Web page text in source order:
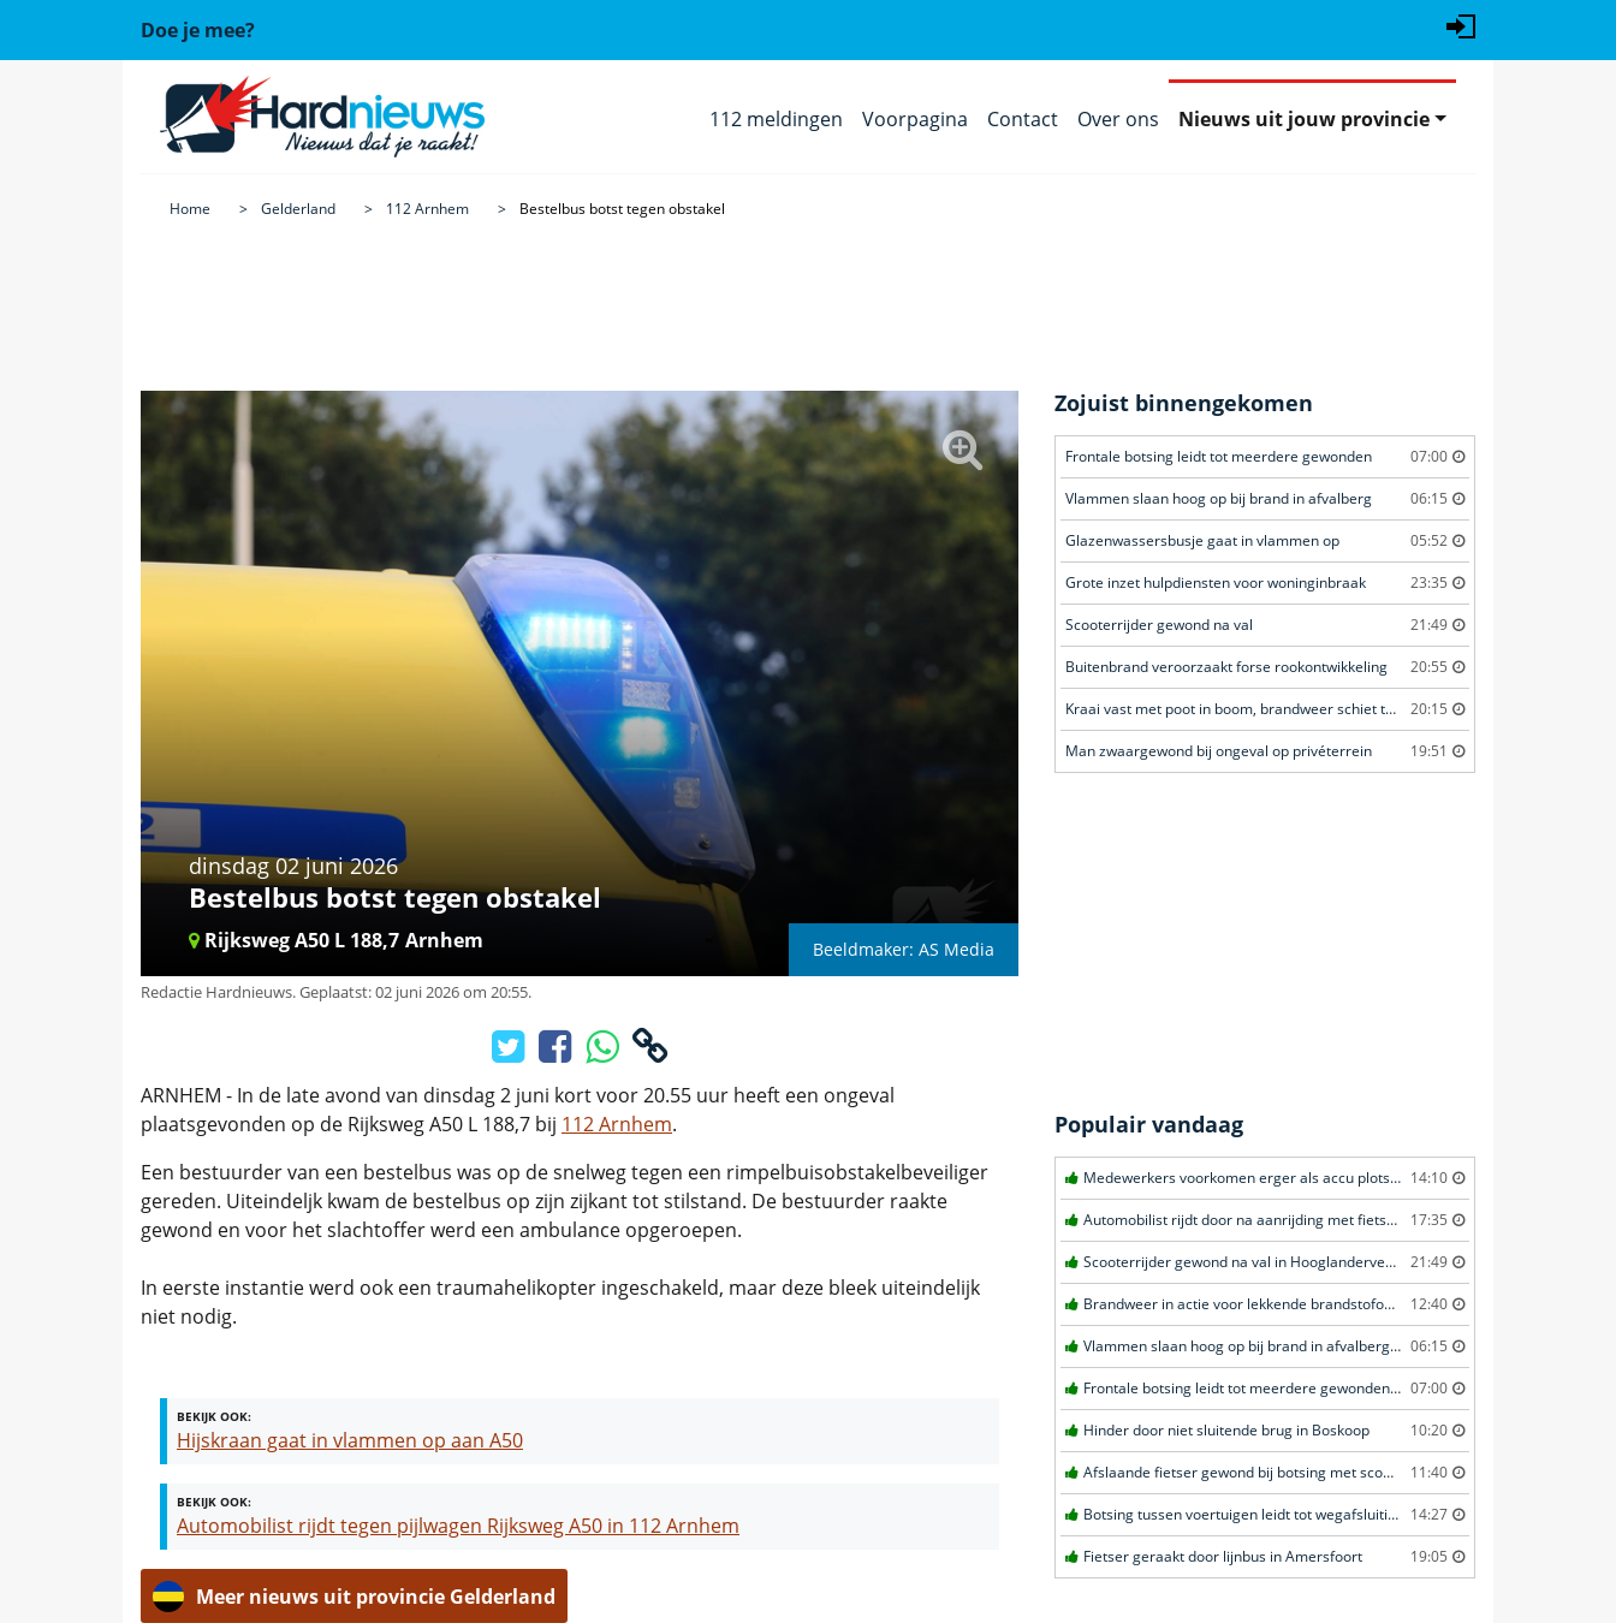
Doe je mee?
112 meldingen Voorpagina Contact Over ons Nieuws uit jouw provincie
Home Gelderland 112 Arnhem Bestelbus botst tegen obstakel
dinsdag 02 juni 2026
Bestelbus botst tegen obstakel
Rijksweg A50 L 188,7 Arnhem Beeldmaker: AS Media
Redactie Hardnieuws.Geplaatst: 02 juni 2026 om 20:55.
ARNHEM - In de late avond van dinsdag 2 juni kort voor 20.55 uur heeft een ongeval
plaatsgevonden op de Rijksweg A50 L 188,7 bij 112 Arnhem.
Een bestuurder van een bestelbus was op de snelweg tegen een rimpelbuisobstakelbeveiliger
gereden. Uiteindeljk kwam de bestelbus op zijn zijkant tot stilstand. De bestuurder raakte
gewond en voor het slachtoffer werd een ambulance opgeroepen.
In eerste instantie werd ook een traumahelikopter ingeschakeld, maar deze bleek uiteindelijk
niet nodig.
BEKIJK OOK:
Hijskraan gaat in vlammen op aan A50
BEKIJK OOK:
Automobilist rijdt tegen pijlwagen Rijksweg A50 in 112 Arnhem
Meer nieuws uit provincie Gelderland
Zojuist binnengekomen
Frontale botsing leidt tot meerdere gewonden 07:00
Vlammen slaan hoog op bij brand in afvalberg 06:15
Glazenwassersbusje gaat in vlammen op 05:52
Grote inzet hulpdiensten voor woninginbraak 23:35
Scooterrijder gewond na val 21:49
Buitenbrand veroorzaakt forse rookontwikkeling 20:55
Kraai vast met poot in boom, brandweer schiet te hulp 20:15
Man zwaargewond bij ongeval op privéterrein 19:51
Populair vandaag
Medewerkers voorkomen erger als accu plots in brand vliegt in Amersfoort 14:10
Automobilist rijdt door na aanrijding met fietster in Amersfoort 17:35
Scooterrijder gewond na val in Hooglanderveen 21:49
Brandweer in actie voor lekkende brandstofoplegger in Stroe 12:40
Vlammen slaan hoog op bij brand in afvalberg in Amersfoort 06:15
Frontale botsing leidt tot meerdere gewonden in Bunschoten-Spakenburg 07:00
Hinder door niet sluitende brug in Boskoop 10:20
Afslaande fietser gewond bij botsing met scooterrijder in Katwijk 11:40
Botsing tussen voertuigen leidt tot wegafsluiting in Ommen 14:27
Fietser geraakt door lijnbus in Amersfoort 19:05